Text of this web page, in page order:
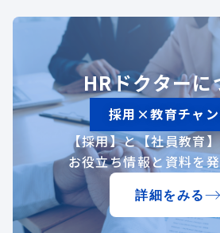
HRドクターに
採用×教育チャ
【採用】と【社員教育
お役立ち情報と資料を発
詳細をみる